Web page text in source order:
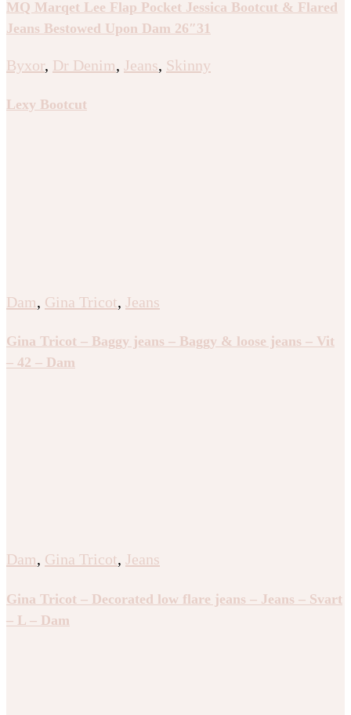
MQ Marqet Lee Flap Pocket Jessica Bootcut & Flared
Jeans Bestowed Upon Dam 26″31
Byxor, Dr Denim, Jeans, Skinny
Lexy Bootcut
Dam, Gina Tricot, Jeans
Gina Tricot – Baggy jeans – Baggy & loose jeans – Vit
– 42 – Dam
Dam, Gina Tricot, Jeans
Gina Tricot – Decorated low flare jeans – Jeans – Svart
– L – Dam